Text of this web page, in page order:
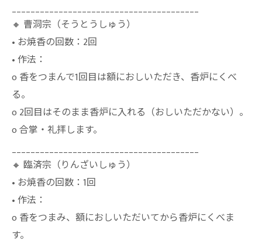
🔸 曹洞宗（そうとうしゅう）
• お焼香の回数：2回
• 作法：
o 香をつまんで1回目は額におしいただき、香炉にくべ
る。
o 2回目はそのまま香炉に入れる（おしいただかない）。
o 合掌・礼拝します。
🔸 臨済宗（りんざいしゅう）
• お焼香の回数：1回
• 作法：
o 香をつまみ、額におしいただいてから香炉にくべま
す。